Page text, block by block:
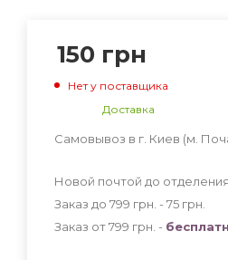
150 грн
Нет у поставщика
Доставка
Самовывоз в г. Киев (м.
Новой почтой до
Заказ до 799 грн. - 75 грн
Заказ от 799 грн. -